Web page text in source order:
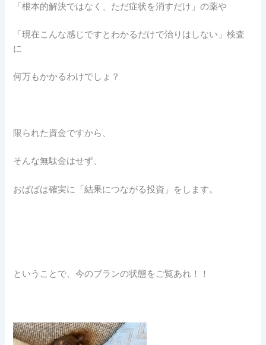
「根本的解決ではなく、ただ症状を消すだけ」の薬や
「現在こんな感じですとわかるだけで治りはしない」検査
に
何万もかかるわけでしょ？
限られた資金ですから、
そんな無駄金はせず、
おばばは確実に「結果につながる投資」をします。
ということで、今のブランの状態をご覧あれ！！